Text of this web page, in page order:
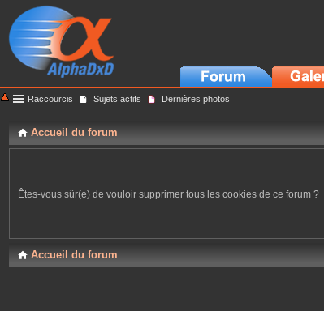
Raccourcis Sujets actifs Dernières photos
Accueil du forum
Êtes-vous sûr(e) de vouloir supprimer tous les cookies de ce forum ?
Accueil du forum